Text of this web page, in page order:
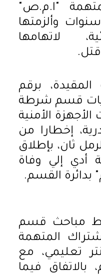
"ا.م.ص"
بالسجن المشدد 7 سنوات وألزمتها
لاتهامها
برقم
2013 جنايات قسم شرطة
الأجهزة الأمنية
إخطارا من
ثان، بإطلاق
أدي إلي وفاة
القسم.
مباحث قسم
المتهمة
تعليمي، مع
بالاتفاق فيما